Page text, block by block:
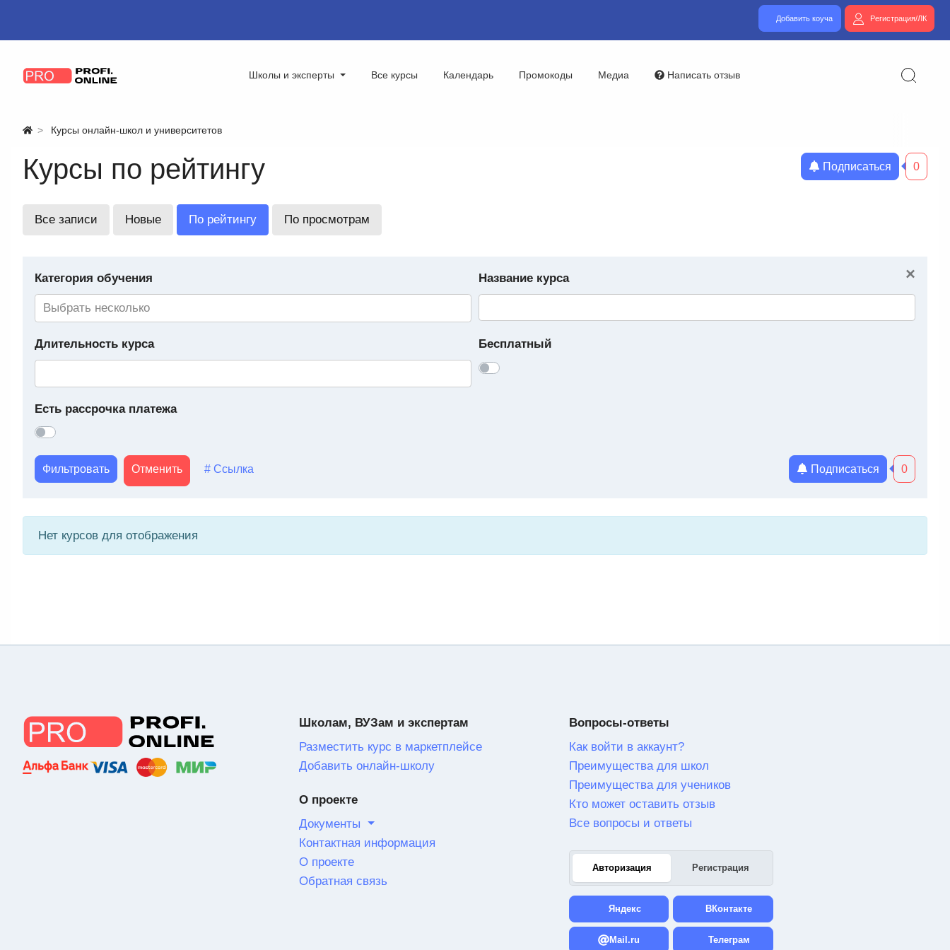
Добавить коуча Регистрация/ЛК
Школы и эксперты Все курсы Календарь Промокоды Медиа Написать отзыв
Курсы онлайн-школ и университетов
Курсы по рейтингу Подписаться 0
Все записи Новые По рейтингу По просмотрам
×
Категория обучения Название курса
Длительность курса Бесплатный
Есть рассрочка платежа
Фильтровать Отменить # Ссылка Подписаться 0
Нет курсов для отображения
Школам, ВУЗам и экспертам
Разместить курс в маркетплейсе
Добавить онлайн-школу
О проекте
Документы
Контактная информация
О проекте
Обратная связь
Вопросы-ответы
Как войти в аккаунт?
Преимущества для школ
Преимущества для учеников
Кто может оставить отзыв
Все вопросы и ответы
Авторизация Регистрация
Яндекс ВКонтакте
Mail.ru Телеграм